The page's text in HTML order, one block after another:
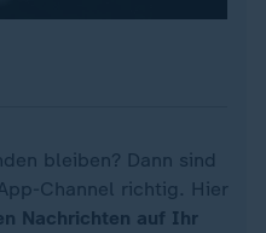
bleiben? Dann sind
Channel richtig. Hier
Nachrichten auf Ihr